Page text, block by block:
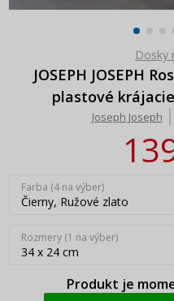
Dosky
JOSEPH JOSEPH
plastové
Joseph Joseph
Farba (4 na výber)
Čierny, Ružové zlato
Rozmery (1 na výber)
34 x 24 cm
Produkt je